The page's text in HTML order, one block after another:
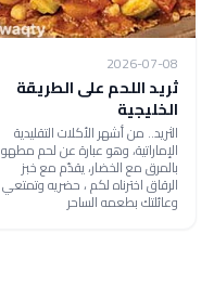
2026-07-08
ثريد اللحم على الطريقة
الخليجية
الثريد.. من أشهر الأكلات التقليدية
الإماراتية، وهو عبارة عن لحم مطهو
بالمرق مع الخضار، يقدّم مع خبز
الرقاق اخترناه لكم ، حضريه وتمتعي
وعائلتك بطعمه الساحر